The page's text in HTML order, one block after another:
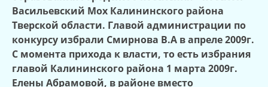
Васильевский Мох Калининского района
Тверской области. Главой администрации по
конкурсу избрали Смирнова В.А в апреле 2009г.
С момента прихода к власти, то есть избрания
главой Калининского района 1 марта 2009г.
Елены Абрамовой, в районе вместо